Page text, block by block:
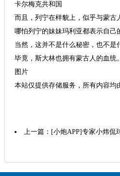
卡尔梅克共和国
而且，列宁在样貌上，似乎与蒙古
哪怕列宁的妹妹玛利亚都表示自
当然，这并不是什么秘密，也不
毕竟，斯大林也拥有蒙古人的血统
图片
本站仅提供存储服务，所有内容
上一篇： [小炮APP]专家小炜侃